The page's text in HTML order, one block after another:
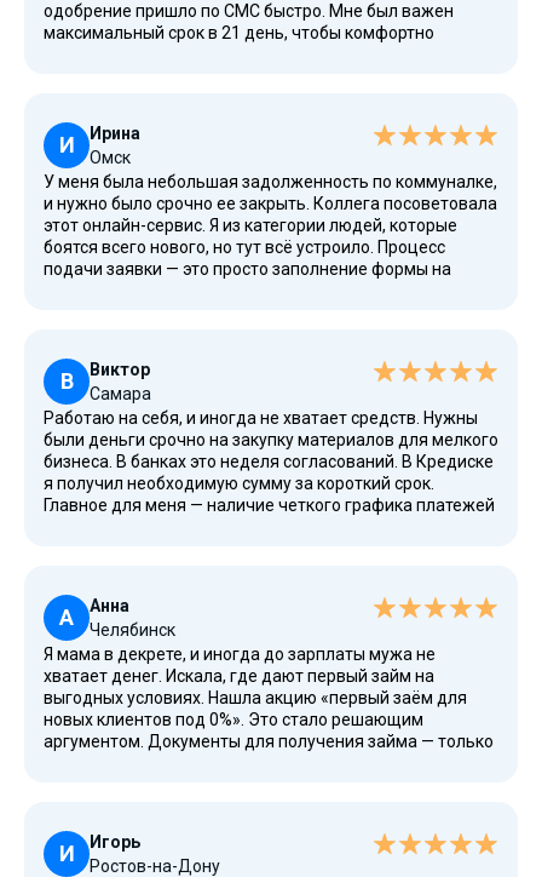
одобрение пришло по СМС быстро. Мне был важен
максимальный срок в 21 день, чтобы комфортно
Положительный опыт.
И
Ирина
Омск
У меня была небольшая задолженность по коммуналке,
и нужно было срочно ее закрыть. Коллега посоветовала
этот онлайн-сервис. Я из категории людей, которые
боятся всего нового, но тут всё устроило. Процесс
подачи заявки — это просто заполнение формы на
Спасибо!
В
Виктор
Самара
Работаю на себя, и иногда не хватает средств. Нужны
были деньги срочно на закупку материалов для мелкого
бизнеса. В банках это неделя согласований. В Кредиске
я получил необходимую сумму за короткий срок.
Главное для меня — наличие четкого графика платежей
личном кабинете.
А
Анна
Челябинск
Я мама в декрете, и иногда до зарплаты мужа не
хватает денег. Искала, где дают первый займ на
выгодных условиях. Нашла акцию «первый заём для
новых клиентов под 0%». Это стало решающим
аргументом. Документы для получения займа — только
Очень удобно, когда ты в декрете и нет возможности
куда-то ехать.
И
Игорь
Ростов-на-Дону